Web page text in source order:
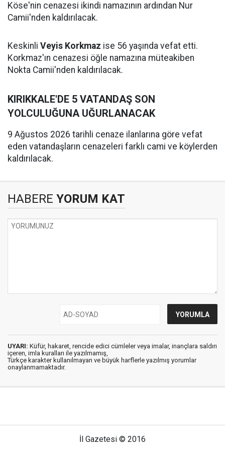
Köse'nin cenazesi ikindi namazının ardından Nur
Camii'nden kaldırılacak.
Keskinli Veyis Korkmaz ise 56 yaşında vefat etti.
Korkmaz'ın cenazesi öğle namazına müteakiben
Nokta Camii'nden kaldırılacak.
KIRIKKALE'DE 5 VATANDAŞ SON
YOLCULUĞUNA UĞURLANACAK
9 Ağustos 2026 tarihli cenaze ilanlarına göre vefat
eden vatandaşların cenazeleri farklı cami ve köylerden
kaldırılacak.
HABERE YORUM KAT
UYARI: Küfür, hakaret, rencide edici cümleler veya imalar, inançlara saldırı
içeren, imla kuralları ile yazılmamış,
Türkçe karakter kullanılmayan ve büyük harflerle yazılmış yorumlar
onaylanmamaktadır.
İl Gazetesi © 2016